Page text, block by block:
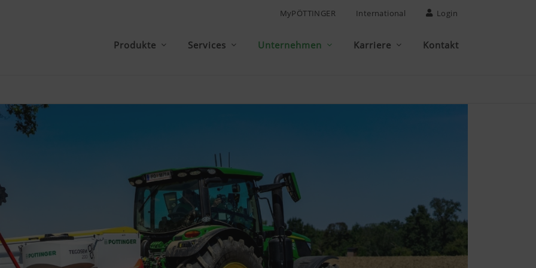
MyPÖTTINGER International Login
Produkte Services Unternehmen Karriere Kontakt